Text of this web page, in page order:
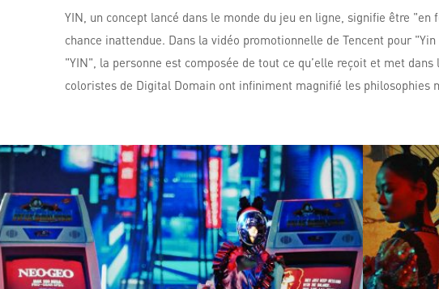
YIN, un concept lancé dans le monde du jeu en ligne, signifie être
chance inattendue. Dans la vidéo promotionnelle de Tencent pour
"YIN", la personne est composée de tout ce qu’elle reçoit et met
coloristes de Digital Domain ont infiniment magnifié les philosophies